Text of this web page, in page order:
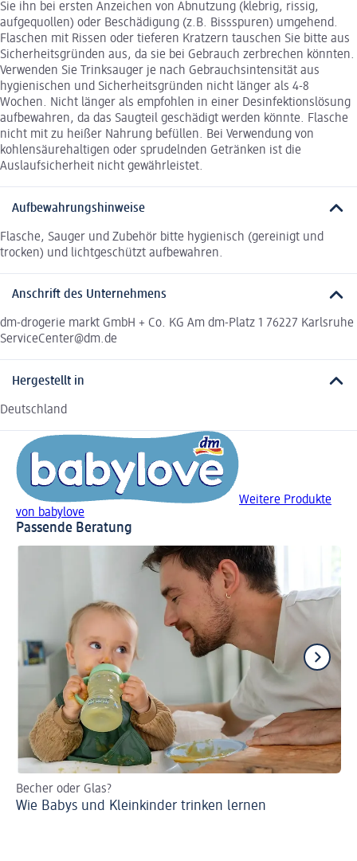
Sie ihn bei ersten Anzeichen von Abnutzung (klebrig, rissig,
aufgequollen) oder Beschädigung (z.B. Bissspuren) umgehend.
Flaschen mit Rissen oder tieferen Kratzern tauschen Sie bitte aus
Sicherheitsgründen aus, da sie bei Gebrauch zerbrechen könnten.
Verwenden Sie Trinksauger je nach Gebrauchsintensität aus
hygienischen und Sicherheitsgründen nicht länger als 4-8
Wochen. Nicht länger als empfohlen in einer Desinfektionslösung
aufbewahren, da das Saugteil geschädigt werden könnte. Flasche
nicht mit zu heißer Nahrung befüllen. Bei Verwendung von
kohlensäurehaltigen oder sprudelnden Getränken ist die
Auslaufsicherheit nicht gewährleistet.
Aufbewahrungshinweise
Flasche, Sauger und Zubehör bitte hygienisch (gereinigt und
trocken) und lichtgeschützt aufbewahren.
Anschrift des Unternehmens
dm-drogerie markt GmbH + Co. KG Am dm-Platz 1 76227 Karlsruhe
ServiceCenter@dm.de
Hergestellt in
Deutschland
Weitere Produkte
von babylove
Passende Beratung
Becher oder Glas?
Wie Babys und Kleinkinder trinken lernen